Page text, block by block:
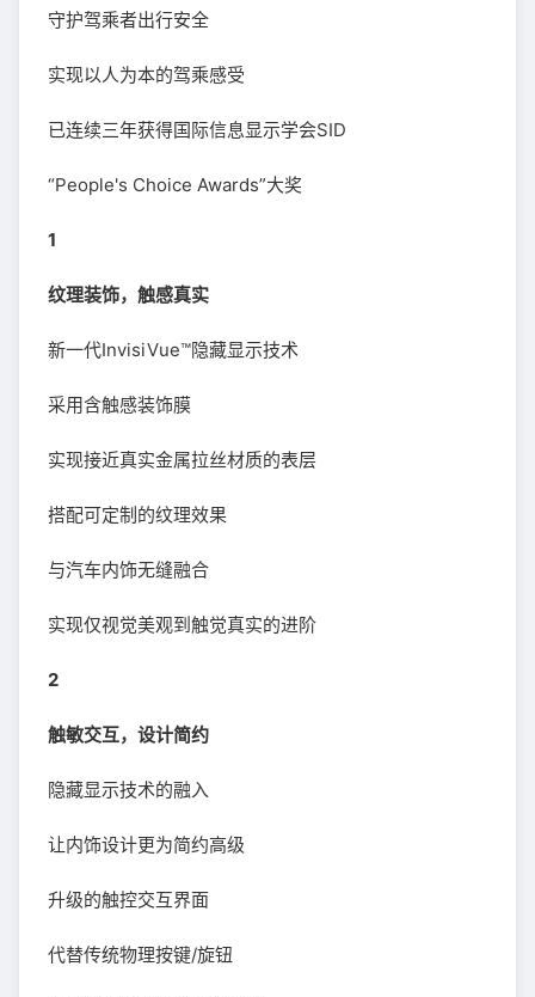
守护驾乘者出行安全
实现以人为本的驾乘感受
已连续三年获得国际信息显示学会SID
“People's Choice Awards”大奖
1
纹理装饰，触感真实
新一代InvisiVue™隐藏显示技术
采用含触感装饰膜
实现接近真实金属拉丝材质的表层
搭配可定制的纹理效果
与汽车内饰无缝融合
实现仅视觉美观到触觉真实的进阶
2
触敏交互，设计简约
隐藏显示技术的融入
让内饰设计更为简约高级
升级的触控交互界面
代替传统物理按键/旋钮